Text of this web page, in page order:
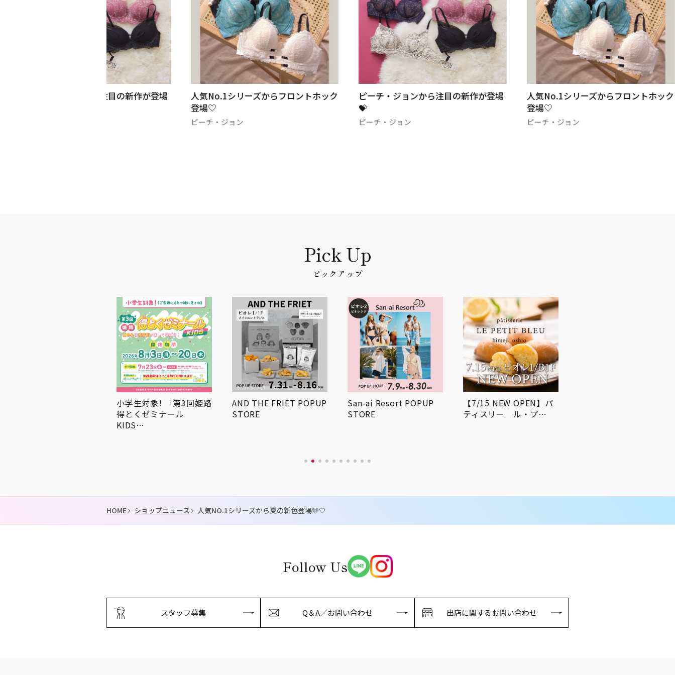
ピーチ・ジョンから注目の新作が登場
人気No.1シリーズからフロントホック
登場♡
ピーチ・ジョン
ピーチ・ジョンから注目の新作が登場
💝
ピーチ・ジョン
人気No.1シリーズからフロントホック
登場♡
ピーチ・ジョン
ピックアップ
AND THE FRIET POPUP
STORE
San-ai Resort POPUP
STORE
【7/15 NEW OPEN】パ
ティスリー ル・プ…
期間限定POP UP SHOP
HOME ショップニュース 人気NO.1シリーズから夏の新色登場🩵🤍
Follow Us
スタッフ募集 Q＆A／お問い合わせ 出店に関するお問い合わせ